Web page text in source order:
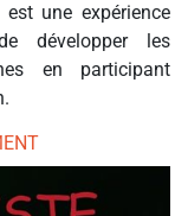
une expérience
développer les
en participant